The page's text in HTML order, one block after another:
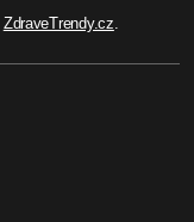
ZdraveTrendy.cz.